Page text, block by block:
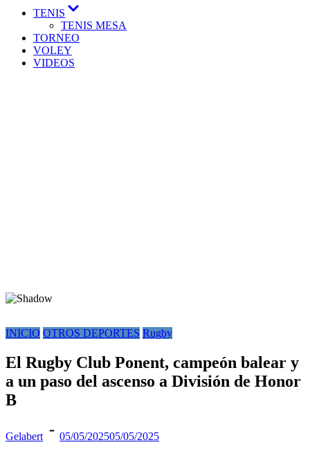
TENIS
TENIS MESA
TORNEO
VOLEY
VIDEOS
INICIO OTROS DEPORTES Rugby
El Rugby Club Ponent, campeón balear y
a un paso del ascenso a División de Honor
B
Gelabert 05/05/202505/05/2025